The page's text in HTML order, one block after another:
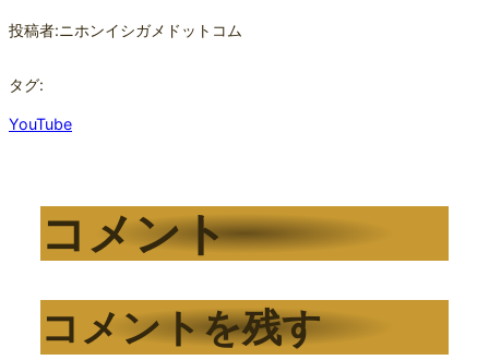
投稿者:ニホンイシガメドットコム
タグ:
YouTube
コメント
コメントを残す